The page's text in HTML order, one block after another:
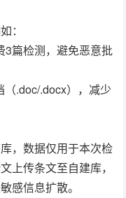
：
3篇检测，避免恶意批
（.doc/.docx），减少
，数据仅用于本次检
上传条文至自建库，
感信息扩散。